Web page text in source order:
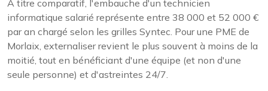
À titre comparatif, l'embauche d'un technicien
informatique salarié représente entre 38 000 et 52 000 €
par an chargé selon les grilles Syntec. Pour une PME de
Morlaix, externaliser revient le plus souvent à moins de la
moitié, tout en bénéficiant d'une équipe (et non d'une
seule personne) et d'astreintes 24/7.